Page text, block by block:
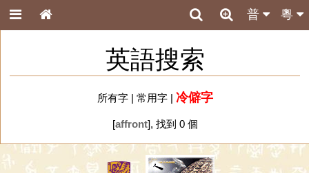
粵
普
英語搜索
所有字| 常用字| 冷僻字
[affront], 找到 0 個